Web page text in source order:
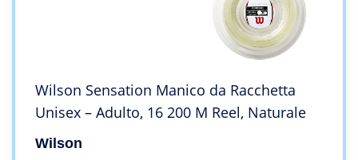
Wilson Sensation Manico da Racchetta
Unisex – Adulto, 16 200 M Reel, Naturale
Wilson